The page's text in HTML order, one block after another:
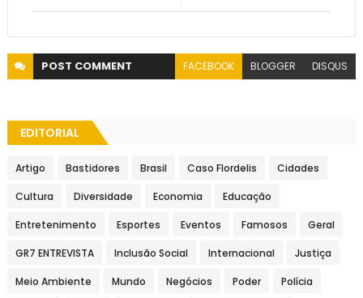
POST COMMENT FACEBOOK BLOGGER DISQUS
EDITORIAL
Artigo Bastidores Brasil Caso Flordelis Cidades
Cultura Diversidade Economia Educação
Entretenimento Esportes Eventos Famosos Geral
GR7 ENTREVISTA Inclusão Social Internacional Justiça
Meio Ambiente Mundo Negócios Poder Polícia